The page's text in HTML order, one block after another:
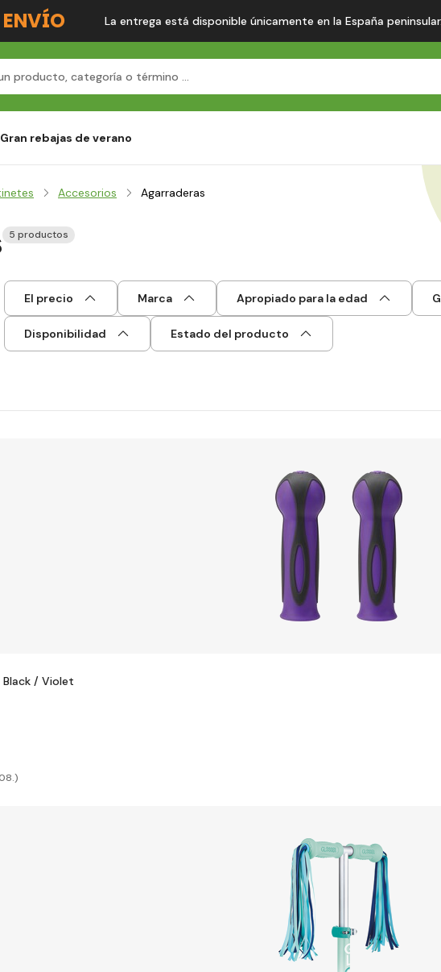
La entrega está disponible únicamente en la España
Gran rebajas de verano
Accesorios Agarraderas
5 productos
El precio Marca Apropiado para la edad
Disponibilidad Estado del producto
/ Violet